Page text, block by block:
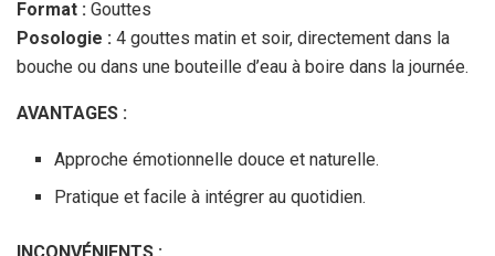
Format : Gouttes
Posologie : 4 gouttes matin et soir, directement dans la
bouche ou dans une bouteille d’eau à boire dans la journée.
AVANTAGES :
Approche émotionnelle douce et naturelle.
Pratique et facile à intégrer au quotidien.
INCONVÉNIENTS :